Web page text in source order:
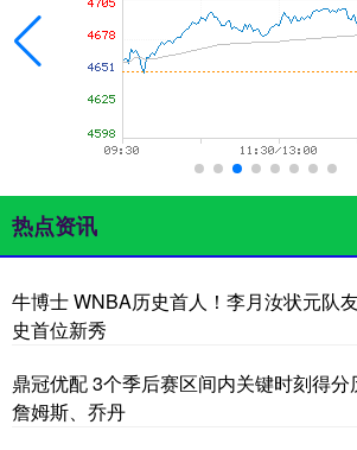
热点资讯
牛博士 WNBA历史首人！李月汝状元队
史首位新秀
鼎冠优配 3个季后赛区间内关键时刻得分
詹姆斯、乔丹